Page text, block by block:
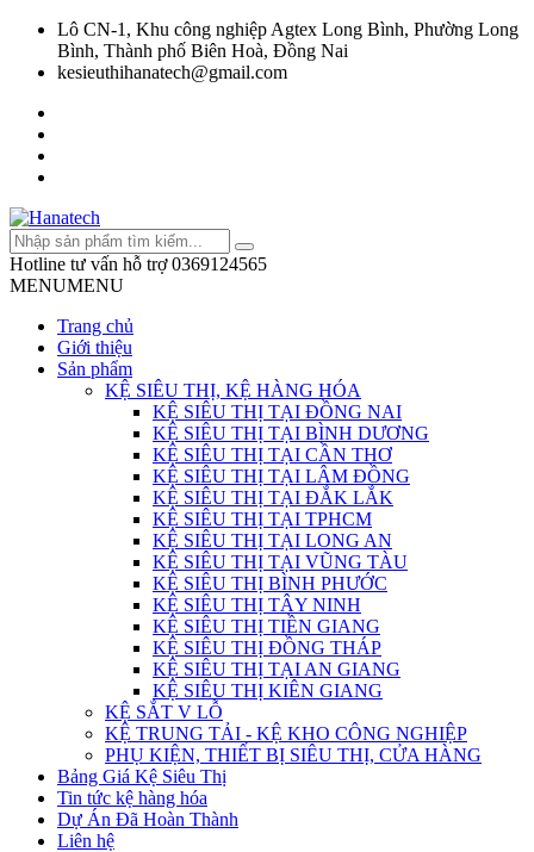
Lô CN-1, Khu công nghiệp Agtex Long Bình, Phường Long
Bình, Thành phố Biên Hoà, Đồng Nai
kesieuthihanatech@gmail.com
Hotline tư vấn hỗ trợ 0369124565
MENUMENU
Trang chủ
Giới thiệu
Sản phẩm
KỆ SIÊU THỊ, KỆ HÀNG HÓA
KỆ SIÊU THỊ TẠI ĐỒNG NAI
KỆ SIÊU THỊ TẠI BÌNH DƯƠNG
KỆ SIÊU THỊ TẠI CẦN THƠ
KỆ SIÊU THỊ TẠI LÂM ĐỒNG
KỆ SIÊU THỊ TẠI ĐẮK LẮK
KỆ SIÊU THỊ TẠI TPHCM
KỆ SIÊU THỊ TẠI LONG AN
KỆ SIÊU THỊ TẠI VŨNG TÀU
KỆ SIÊU THỊ BÌNH PHƯỚC
KỆ SIÊU THỊ TÂY NINH
KỆ SIÊU THỊ TIỀN GIANG
KỆ SIÊU THỊ ĐỒNG THÁP
KỆ SIÊU THỊ TẠI AN GIANG
KỆ SIÊU THỊ KIÊN GIANG
KỆ SẮT V LỖ
KỆ TRUNG TẢI - KỆ KHO CÔNG NGHIỆP
PHỤ KIỆN, THIẾT BỊ SIÊU THỊ, CỬA HÀNG
Bảng Giá Kệ Siêu Thị
Tin tức kệ hàng hóa
Dự Án Đã Hoàn Thành
Liên hệ